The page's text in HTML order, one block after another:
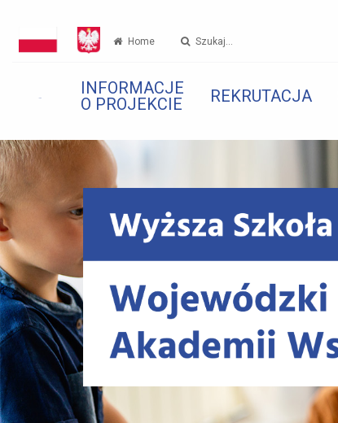
Home Szukaj...
INFORMACJE
O PROJEKCIE
REKRUTACJA